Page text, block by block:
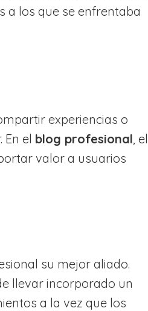
a los que se enfrentaba
experiencias o
el blog profesional , el
valor a usuarios
su mejor aliado.
llevar incorporado un
a la vez que los